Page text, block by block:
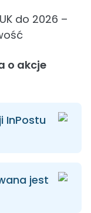
do 2026 –
o akcje
InPostu
jest